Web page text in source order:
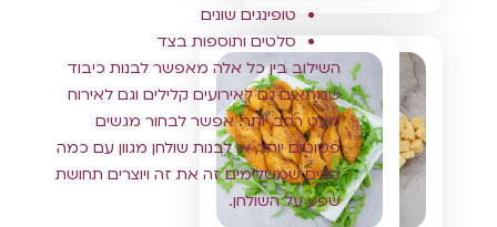
טופינגים שונים
סלטים ותוספות בצד
השילוב בין כל אלה מאפשר לבנות כיבוד
שמתאים גם לאירועים קלילים וגם לאירוח
מעט רחב יותר. אפשר לבחור מגשים
פשוטים יותר, או לבנות שולחן מגוון עם כמה
סוגים שמשלימים זה את זה ויוצרים תחושת
שפע על השולחן.